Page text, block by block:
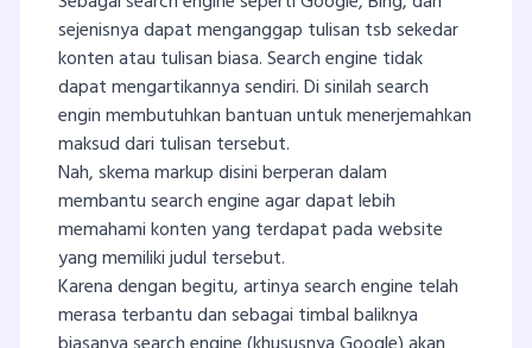
sejenisnya dapat menganggap tulisan tsb sekedar
konten atau tulisan biasa. Search engine tidak
dapat mengartikannya sendiri. Di sinilah search
engin membutuhkan bantuan untuk menerjemahkan
maksud dari tulisan tersebut.
Nah, skema markup disini berperan dalam
membantu search engine agar dapat lebih
memahami konten yang terdapat pada website
yang memiliki judul tersebut.
Karena dengan begitu, artinya search engine telah
merasa terbantu dan sebagai timbal baliknya